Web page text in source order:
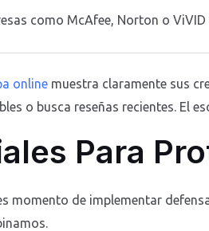
como McAfee, Norton o ViVID
onlinemuestra claramente sus
o busca reseñas recientes. El
Para
momento de implementar